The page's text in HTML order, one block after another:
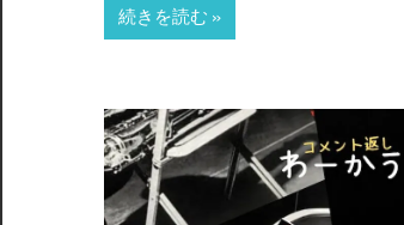
続きを読む